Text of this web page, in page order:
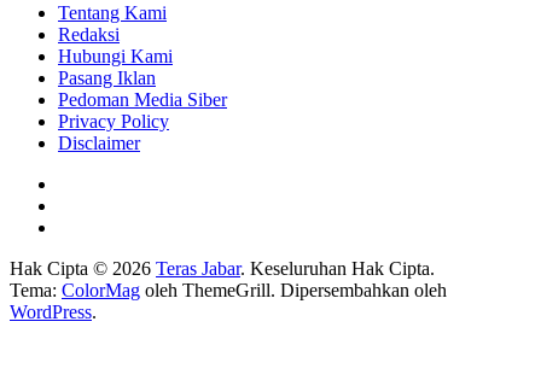
Tentang Kami
Redaksi
Hubungi Kami
Pasang Iklan
Pedoman Media Siber
Privacy Policy
Disclaimer
Hak Cipta © 2026 Teras Jabar. Keseluruhan Hak Cipta.
Tema: ColorMag oleh ThemeGrill. Dipersembahkan oleh
WordPress.